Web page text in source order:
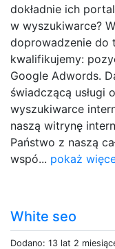
dokładnie ich
w wyszukiwarce?
doprowadzenie do
kwalifikujemy:
Google Adwords.
świadczącą
wyszukiwarce
naszą witrynę
Państwo z naszą
wspó... pokaż
White seo
Dodano: 13 lat 2